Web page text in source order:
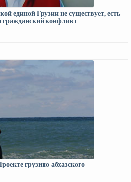
единой Грузии не существует, есть
гражданский конфликт
грузино-абхазского